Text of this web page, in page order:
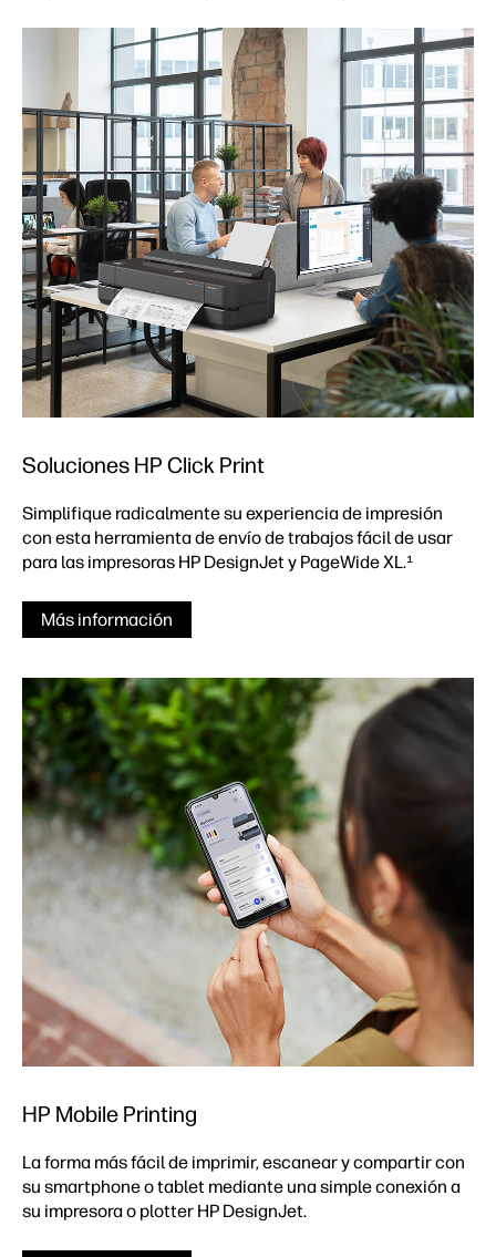
Soluciones HP Click Print
Simplifique radicalmente su experiencia de impresión
con esta herramienta de envío de trabajos fácil de usar
para las impresoras HP DesignJet y PageWide XL.¹
Más información
HP Mobile Printing
La forma más fácil de imprimir, escanear y compartir con
su smartphone o tablet mediante una simple conexión a
su impresora o plotter HP DesignJet.